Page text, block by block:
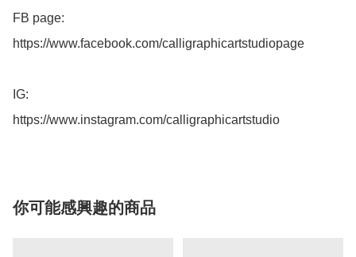
FB page:
https://www.facebook.com/calligraphicartstudiopage
IG:
https://www.instagram.com/calligraphicartstudio
你可能感興趣的商品